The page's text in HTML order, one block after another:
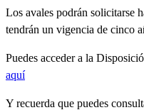
Los avales podrán solicitarse
tendrán un vigencia de cinco
Puedes acceder a la
aquí
Y recuerda que puedes